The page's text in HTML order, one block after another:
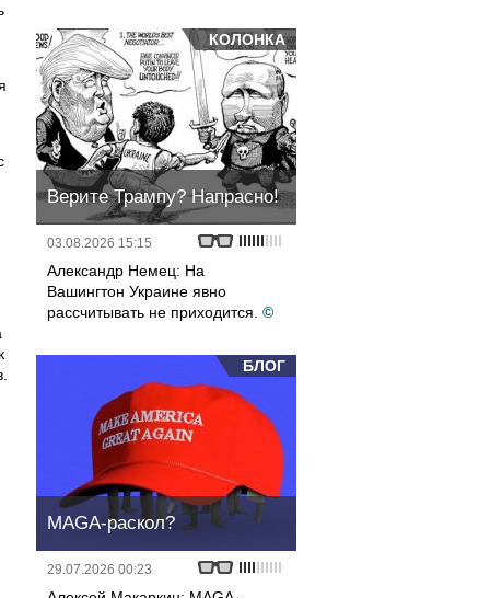
КОЛОНКА
Верите Трампу? Напрасно!
03.08.2026 15:15
Александр Немец: На
Вашингтон Украине явно
рассчитывать не приходится. ©
БЛОГ
MAGA-раскол?
29.07.2026 00:23